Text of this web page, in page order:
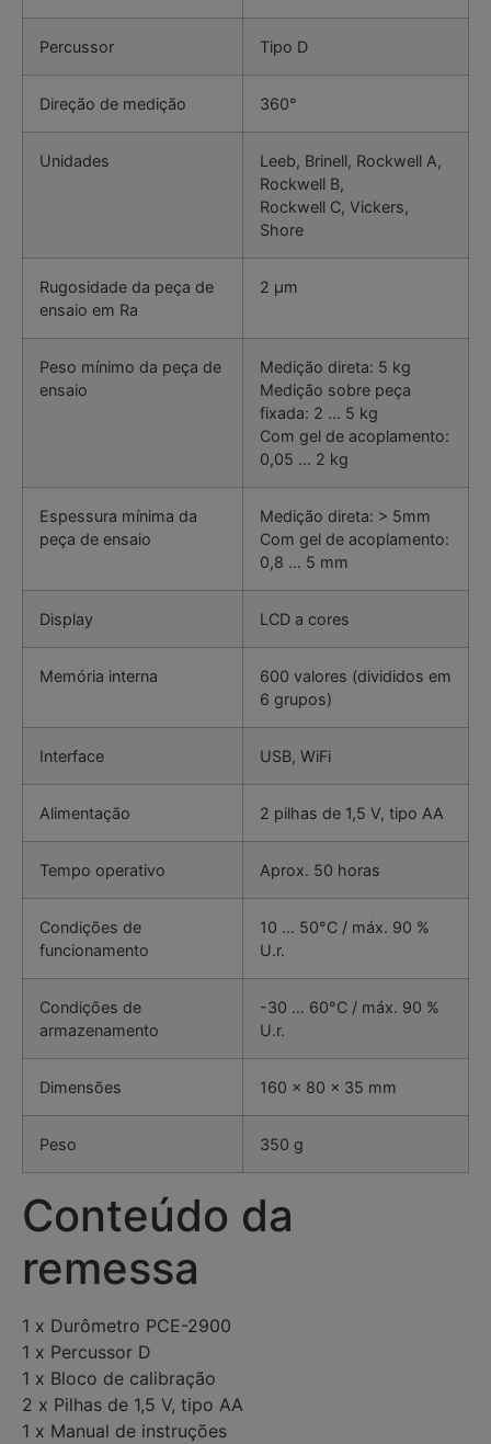
Percussor Tipo D
Direção de medição 360°
Unidades
Leeb, Brinell, Rockwell A,
Rockwell B,
Rockwell C, Vickers,
Shore
Rugosidade da peça de
ensaio em Ra
2 µm
Peso mínimo da peça de
ensaio
Medição direta: 5 kg
Medição sobre peça
fixada: 2 … 5 kg
Com gel de acoplamento:
0,05 … 2 kg
Espessura mínima da
peça de ensaio
Medição direta: > 5mm
Com gel de acoplamento:
0,8 … 5 mm
Display LCD a cores
Memória interna
600 valores (divididos em
6 grupos)
Interface USB, WiFi
Alimentação 2 pilhas de 1,5 V, tipo AA
Tempo operativo Aprox. 50 horas
Condições de
funcionamento
10 … 50°C / máx. 90 %
U.r.
Condições de
armazenamento
-30 … 60°C / máx. 90 %
U.r.
Dimensões 160 x 80 x 35 mm
Peso 350 g
Conteúdo da
remessa
1 x Durômetro PCE-2900
1 x Percussor D
1 x Bloco de calibração
2 x Pilhas de 1,5 V, tipo AA
1 x Manual de instruções